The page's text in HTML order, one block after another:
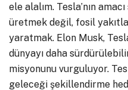
ele alalım. Tesla’nın
üretmek değil, fosil
yaratmak. Elon Musk,
dünyayı daha
misyonunu vurguluyor.
geleceği şekillendirme